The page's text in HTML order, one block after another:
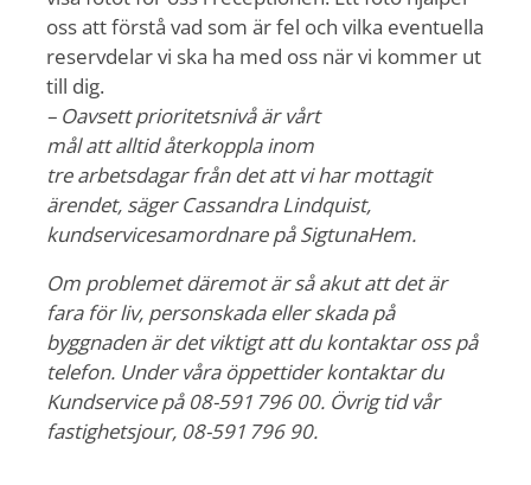
oss att förstå vad som är fel och vilka eventuella
reservdelar vi ska ha med oss när vi kommer ut
till dig.
– Oavsett prioritetsnivå är vårt
mål att alltid återkoppla inom
tre arbetsdagar från det att vi har mottagit
ärendet, säger Cassandra Lindquist,
kundservicesamordnare på SigtunaHem.
Om problemet däremot är så akut att det är
fara för liv, personskada eller skada på
byggnaden är det viktigt att du kontaktar oss på
telefon. Under våra öppettider kontaktar du
Kundservice på 08-591 796 00. Övrig tid vår
fastighetsjour, 08-591 796 90.